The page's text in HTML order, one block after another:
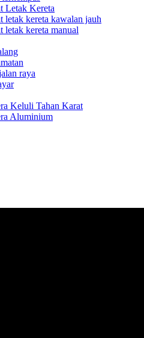
Letak Kereta
letak kereta kawalan jauh
letak kereta manual
raya
Keluli Tahan Karat
Aluminium